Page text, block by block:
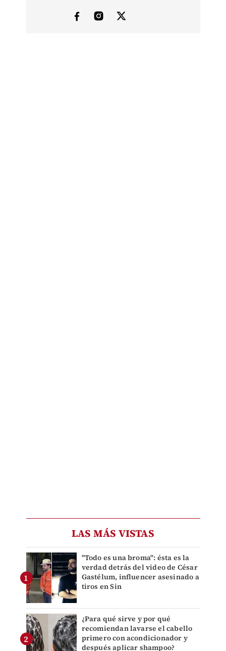
LAS MÁS VISTAS
"Todo es una broma": ésta es la
verdad detrás del video de César
Gastélum, influencer asesinado a
tiros en Sin
¿Para qué sirve y por qué
recomiendan lavarse el cabello
primero con acondicionador y
después aplicar shampoo?